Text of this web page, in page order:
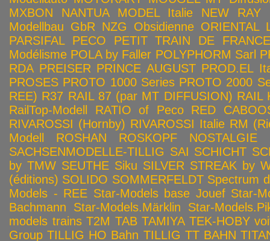
MXBON
NANTUA MODEL Italie NEW RAY
Modellbau GbR NZG Obsidienne ORIENTAL
PARSIFAL
PECO
PETIT TRAIN DE FRANCE
Modélisme POLA by Faller POLYPHORM Sarl
RDA PREISER PRINCE AUGUST PROD.EL
PROSES PROTO 1000 Series PROTO 2000
REE) R37 RAIL 87 (par MT DIFFUSION) RAIL
RailTop-Modell
RATIO of Peco
RED
RIVAROSSI (Hornby) RIVAROSSI Italie RM
Modell
ROSHAN ROSKOPF NOSTALGIE
SACHSENMODELLE-TILLIG SAI SCHICHT
by TMW SEUTHE Siku SILVER STREAK by
(éditions) SOLIDO SOMMERFELDT Spectrum
Models - REE Star-Models base Jouef Star-
Bachmann
Star-Models.Märklin
Star-
models trains T2M TAB TAMIYA TEK-HOBY
Group TILLIG HO Bahn TILLIG TT BAHN